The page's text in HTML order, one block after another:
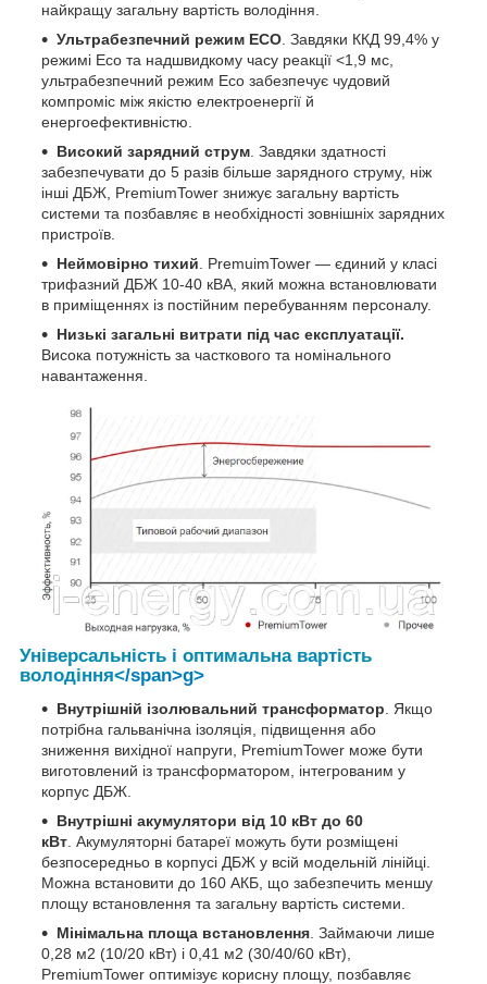
найкращу загальну вартість володіння.
Ультрабезпечний режим EСО. Завдяки ККД 99,4% у
режимі Eco та надшвидкому часу реакції <1,9 мс,
ультрабезпечний режим Eco забезпечує чудовий
компроміс між якістю електроенергії й
енергоефективністю.
Високий зарядний струм. Завдяки здатності
забезпечувати до 5 разів більше зарядного струму, ніж
інші ДБЖ, PremiumTower знижує загальну вартість
системи та позбавляє в необхідності зовнішніх зарядних
пристроїв.
Неймовірно тихий. PremuimTower — єдиний у класі
трифазний ДБЖ 10-40 кВА, який можна встановлювати
в приміщеннях із постійним перебуванням персоналу.
Низькі загальні витрати під час експлуатації.
Висока потужність за часткового та номінального
навантаження.
Універсальність і оптимальна вартість
володіння</span>g>
Внутрішній ізолювальний трансформатор . Якщо
потрібна гальванічна ізоляція, підвищення або
зниження вихідної напруги, PremiumTower може бути
виготовлений із трансформатором, інтегрованим у
корпус ДБЖ.
Внутрішні акумулятори від 10 кВт до 60
кВт . Акумуляторні батареї можуть бути розміщені
безпосередньо в корпусі ДБЖ у всій модельній лінійці.
Можна встановити до 160 АКБ, що забезпечить меншу
площу встановлення та загальну вартість системи.
Мінімальна площа встановлення . Займаючи лише
0,28 м2 (10/20 кВт) і 0,41 м2 (30/40/60 кВт),
PremiumTower оптимізує корисну площу, позбавляє